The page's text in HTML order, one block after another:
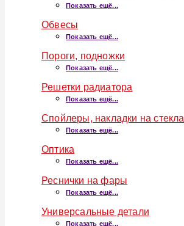
Показать ещё...
Обвесы
Показать ещё...
Пороги, подножки
Показать ещё...
Решетки радиатора
Показать ещё...
Спойлеры, накладки на стекла
Показать ещё...
Оптика
Показать ещё...
Реснички на фары
Показать ещё...
Универсальные детали
Показать ещё...